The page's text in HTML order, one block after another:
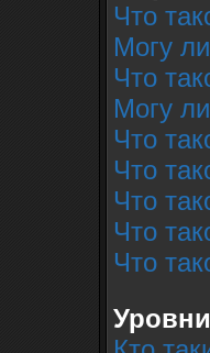
Что
Могу
Что
Могу
Что
Что
Что
Что
Что